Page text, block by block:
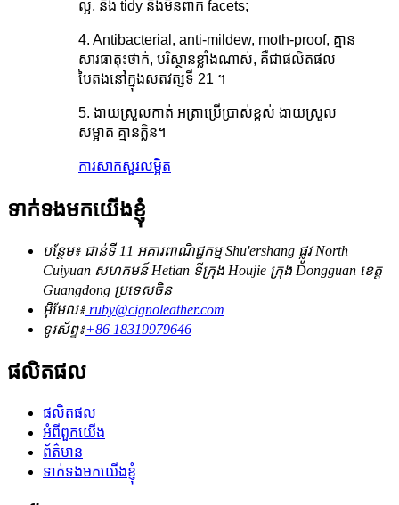
ល្អ, និង tidy និងមិនពាក់ facets;
4. Antibacterial, anti-mildew, moth-proof, គ្មាន
សារធាតុះថាក់, បរិស្ថានខ្លាំងណាស់, គឺជាផលិតផល
បៃតងនៅក្នុងសតវត្សទី 21 ។
5. ងាយស្រួលកាត់ អត្រាប្រើប្រាស់ខ្ពស់ ងាយស្រួល
សម្អាត គ្មានក្លិន។
ការសាកសួរលម្អិត
ទាក់ទងមកយើងខ្ញុំ
បន្ថែម៖ ជាន់ទី 11 អគារពាណិជ្ជកម្ម Shu'ershang ផ្លូវ North
Cuiyuan សហគមន៍ Hetian ទីក្រុង Houjie ក្រុង Dongguan ខេត្ត
Guangdong ប្រទេសចិន
អ៊ីមែល៖ ruby@cignoleather.com
ទូរស័ព្ទ៖+86 18319979646
ផលិតផល
ផលិតផល
អំពីពួកយើង
ព័ត៌មាន
ទាក់ទងមកយើងខ្ញុំ